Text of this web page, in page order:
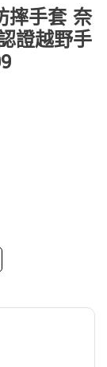
摔手套 奈
證越野手